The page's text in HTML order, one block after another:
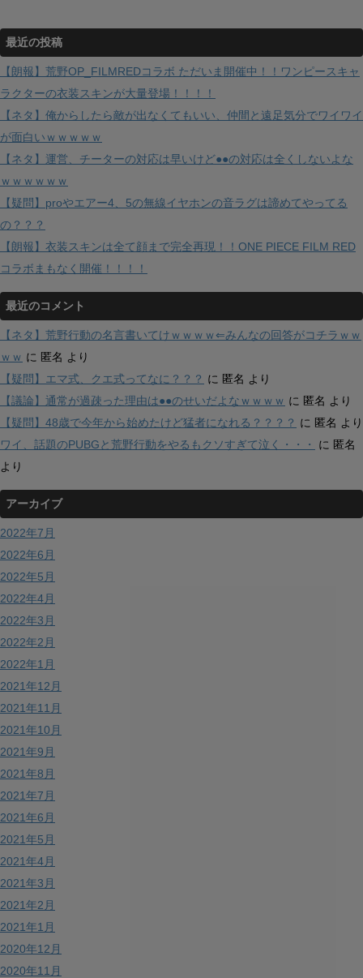
最近の投稿
【朗報】荒野OP_FILMREDコラボ ただいま開催中！！ワンピースキャ
ラクターの衣装スキンが大量登場！！！！
【ネタ】俺からしたら敵が出なくてもいい、仲間と遠足気分でワイワイ
が面白いｗｗｗｗｗ
【ネタ】運営、チーターの対応は早いけど●●の対応は全くしないよな
ｗｗｗｗｗｗ
【疑問】proやエアー4、5の無線イヤホンの音ラグは諦めてやってる
の？？？
【朗報】衣装スキンは全て顔まで完全再現！！ONE PIECE FILM RED
コラボまもなく開催！！！！
最近のコメント
【ネタ】荒野行動の名言書いてけｗｗｗｗ⇐みんなの回答がコチラｗｗ
ｗｗ に 匿名 より
【疑問】エマ式、クエ式ってなに？？？ に 匿名 より
【議論】通常が過疎った理由は●●のせいだよなｗｗｗｗ に 匿名 より
【疑問】48歳で今年から始めたけど猛者になれる？？？？ に 匿名 より
ワイ、話題のPUBGと荒野行動をやるもクソすぎて泣く・・・
に 匿名
より
アーカイブ
2022年7月
2022年6月
2022年5月
2022年4月
2022年3月
2022年2月
2022年1月
2021年12月
2021年11月
2021年10月
2021年9月
2021年8月
2021年7月
2021年6月
2021年5月
2021年4月
2021年3月
2021年2月
2021年1月
2020年12月
2020年11月